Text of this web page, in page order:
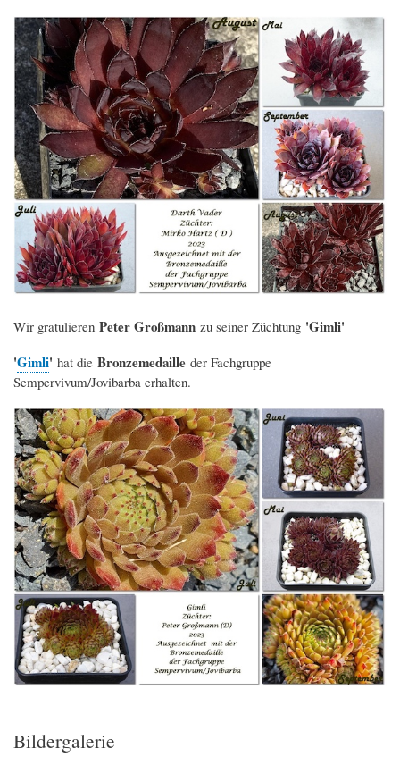
Wir gratulieren Peter Großmann zu seiner Züchtung 'Gimli'
'Gimli' hat die Bronzemedaille der Fachgruppe
Sempervivum/Jovibarba erhalten.
Bildergalerie